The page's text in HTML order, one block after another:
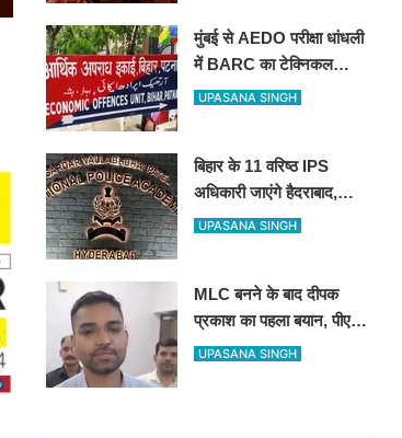
मुंबई से AEDO परीक्षा धांधली
में BARC का टेक्निकल
असिस्टेंट गिरफ्तार, पटना ला
UPASANA SINGH
बिहार के 11 वरिष्ठ IPS
अधिकारी जाएंगे हैदराबाद,
आधुनिक पुलिसिंग और नेतृत्व
UPASANA SINGH
MLC बनने के बाद दीपक
प्रकाश का पहला बयान, पीएम
मोदी से लेकर उपेंद्र कुशवाहा
UPASANA SINGH